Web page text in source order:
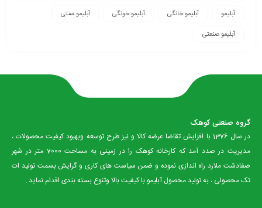
آبلیمو آبلیمو خانگی آبلیمو خونگی
آبلیمو سنتی
آبلیمو صنعتی
گروه صنعتی کوهک
در سال 1376 با افزایش تقاضا عرضه کالا و نیز طرح توسعه وبهبود کیفیت محصولات ،
مدیریت در صدد آمد که کارخانه کوهک را در زمینی به مساحت 7000 متر در شهر
صفادشت ملارد راه اندازی نموده و ضمن سیاست های کاری و گرایش بسمت تولید ات
تک محصولی ، به تولید محصول آبلیمو با کیفیت بالا وتنوع بسته بندی اقدام نماید .